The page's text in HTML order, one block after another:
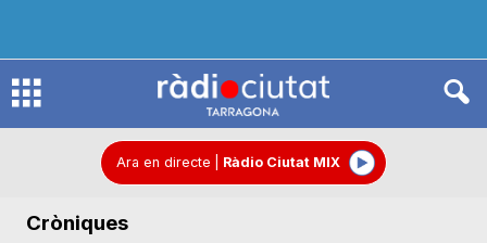
R
d
Ara en directe Ràdio Ciutat MIX
Cròniques